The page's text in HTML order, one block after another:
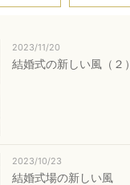
2023/11/20
結婚式の新しい風（２）
2023/10/23
結婚式場の新しい風